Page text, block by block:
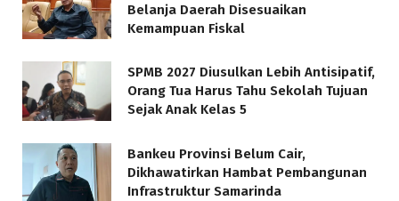
Belanja Daerah Disesuaikan
Kemampuan Fiskal
SPMB 2027 Diusulkan Lebih Antisipatif,
Orang Tua Harus Tahu Sekolah Tujuan
Sejak Anak Kelas 5
Bankeu Provinsi Belum Cair,
Dikhawatirkan Hambat Pembangunan
Infrastruktur Samarinda